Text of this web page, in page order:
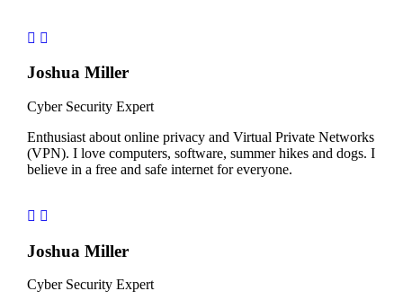
Joshua Miller
Cyber Security Expert
Enthusiast about online privacy and Virtual Private Networks
(VPN). I love computers, software, summer hikes and dogs. I
believe in a free and safe internet for everyone.
Joshua Miller
Cyber Security Expert